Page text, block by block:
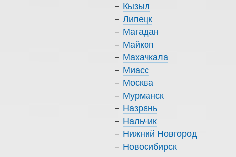
Кызыл
Липецк
Магадан
Майкоп
Махачкала
Миасс
Москва
Мурманск
Назрань
Нальчик
Нижний Новгород
Новосибирск